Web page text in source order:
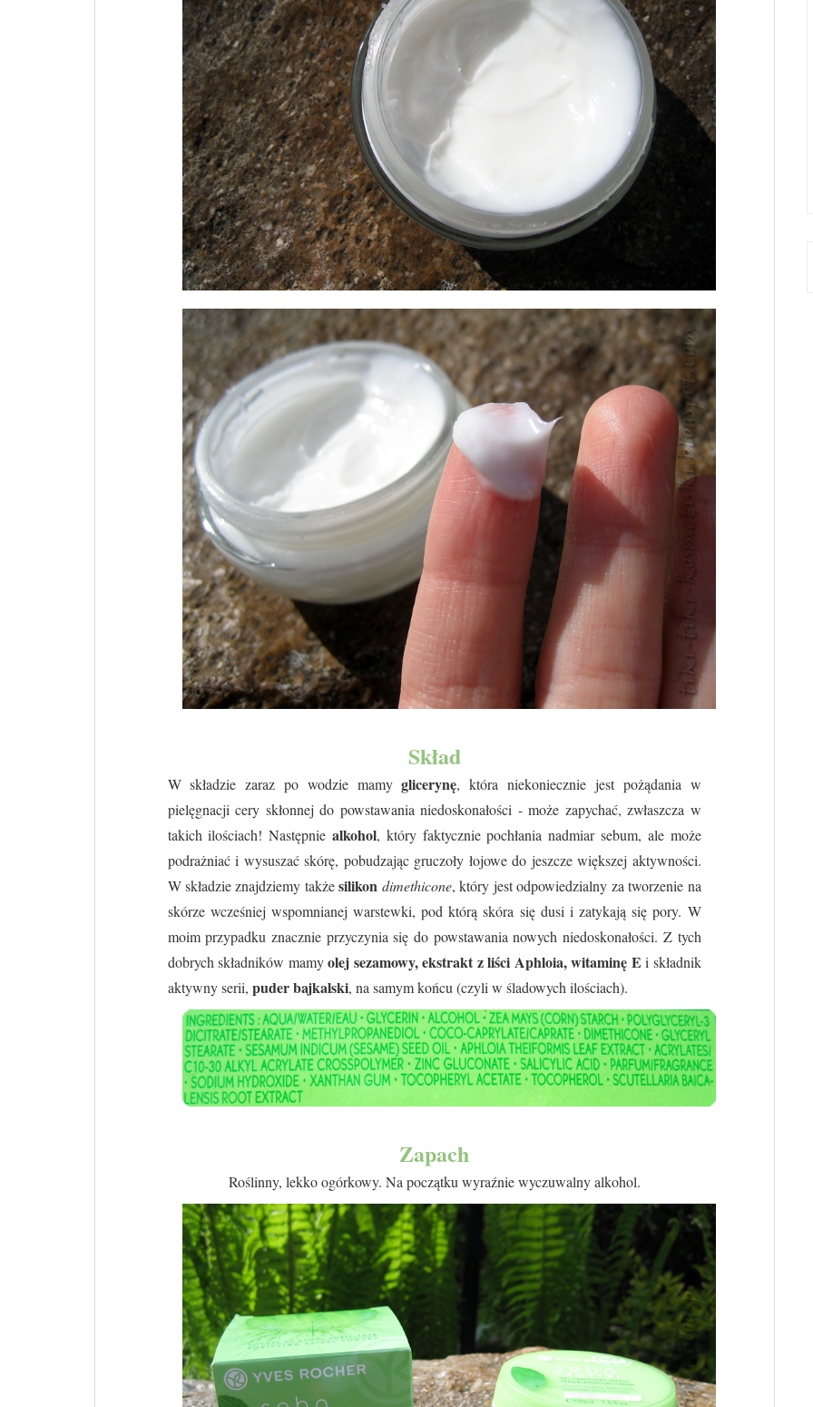
Skład
W składzie zaraz po wodzie mamyglicerynę, która niekoniecznie jest pożądania w
pielęgnacji cery skłonnej do powstawania niedoskonałości - może zapychać, zwłaszcza w
takich ilościach! Następnie alkohol, który faktycznie pochłania nadmiar sebum, ale może
podrażniać i wysuszać skórę, pobudzając gruczoły łojowe do jeszcze większej aktywności.
W składzie znajdziemy takżesilikon dimethicone, który jest odpowiedzialny za tworzenie na
skórze wcześniej wspomnianej warstewki, pod którą skóra się dusi i zatykają się pory. W
moim przypadku znacznie przyczynia się do powstawania nowych niedoskonałości. Z tych
dobrych składników mamyolej sezamowy, ekstrakt z liści Aphloia, witaminę E i składnik
aktywny serii, puder bajkalski, na samym końcu (czyli w śladowych ilościach).
Zapach
Roślinny, lekko ogórkowy. Na początku wyraźnie wyczuwalny alkohol.